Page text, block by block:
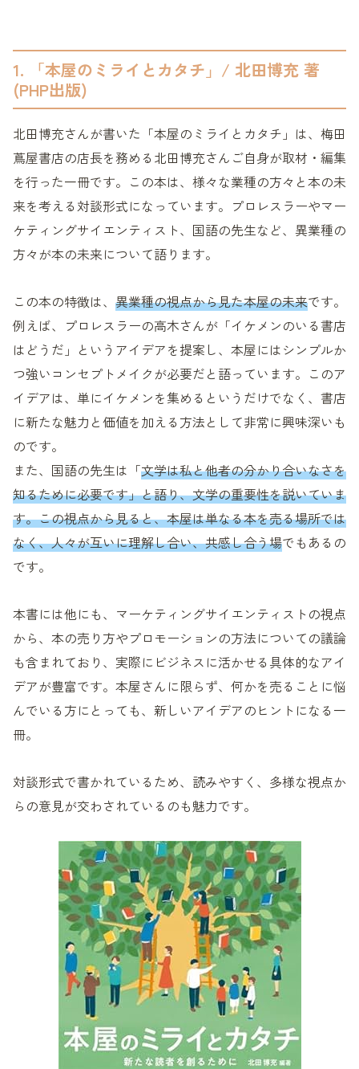
1. 「本屋のミライとカタチ」/ 北田博充 著
(PHP出版)
北田博充さんが書いた「本屋のミライとカタチ」は、梅田
蔦屋書店の店長を務める北田博充さんご自身が取材・編集
を行った一冊です。この本は、様々な業種の方々と本の未
来を考える対談形式になっています。プロレスラーやマー
ケティングサイエンティスト、国語の先生など、異業種の
方々が本の未来について語ります。
この本の特徴は、 異業種の視点から見た本屋の未来です。
例えば、プロレスラーの高木さんが「イケメンのいる書店
はどうだ」というアイデアを提案し、本屋にはシンプルか
つ強いコンセプトメイクが必要だと語っています。このア
イデアは、単にイケメンを集めるというだけでなく、書店
に新たな魅力と価値を加える方法として非常に興味深いも
のです。
また、国語の先生は「文学は私と他者の分かり合いなさを
知るために必要です」と語り、文学の重要性を説いていま
す。この視点から見ると、本屋は単なる本を売る場所では
なく、人々が互いに理解し合い、共感し合う場でもあるの
です。
本書には他にも、マーケティングサイエンティストの視点
から、本の売り方やプロモーションの方法についての議論
も含まれており、実際にビジネスに活かせる具体的なアイ
デアが豊富です。本屋さんに限らず、何かを売ることに悩
んでいる方にとっても、新しいアイデアのヒントになる一
冊。
対談形式で書かれているため、読みやすく、多様な視点か
らの意見が交わされているのも魅力です。